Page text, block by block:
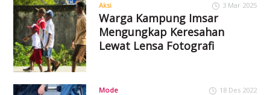
Aksi 3 Mar 2025
Warga Kampung Imsar
Mengungkap Keresahan
Lewat Lensa Fotografi
Mode 18 Des 2022